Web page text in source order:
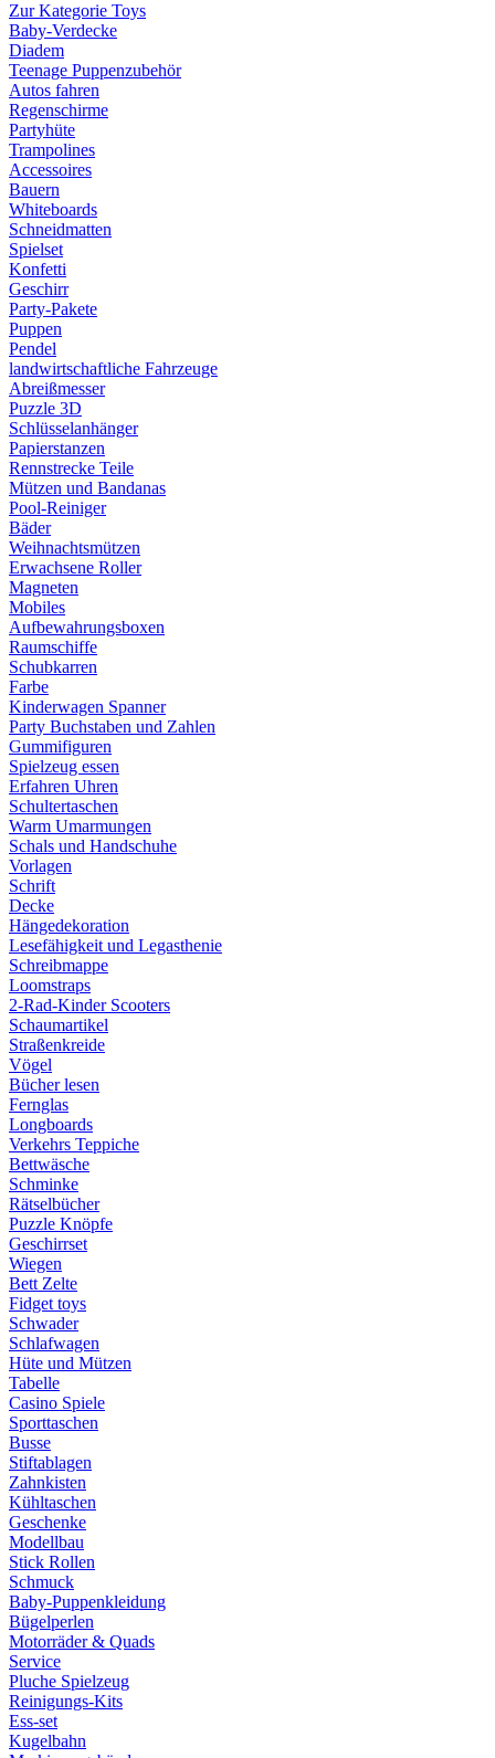
Zur Kategorie Toys
Baby-Verdecke
Diadem
Teenage Puppenzubehör
Autos fahren
Regenschirme
Partyhüte
Trampolines
Accessoires
Bauern
Whiteboards
Schneidmatten
Spielset
Konfetti
Geschirr
Party-Pakete
Puppen
Pendel
landwirtschaftliche Fahrzeuge
Abreißmesser
Puzzle 3D
Schlüsselanhänger
Papierstanzen
Rennstrecke Teile
Mützen und Bandanas
Pool-Reiniger
Bäder
Weihnachtsmützen
Erwachsene Roller
Magneten
Mobiles
Aufbewahrungsboxen
Raumschiffe
Schubkarren
Farbe
Kinderwagen Spanner
Party Buchstaben und Zahlen
Gummifiguren
Spielzeug essen
Erfahren Uhren
Schultertaschen
Warm Umarmungen
Schals und Handschuhe
Vorlagen
Schrift
Decke
Hängedekoration
Lesefähigkeit und Legasthenie
Schreibmappe
Loomstraps
2-Rad-Kinder Scooters
Schaumartikel
Straßenkreide
Vögel
Bücher lesen
Fernglas
Longboards
Verkehrs Teppiche
Bettwäsche
Schminke
Rätselbücher
Puzzle Knöpfe
Geschirrset
Wiegen
Bett Zelte
Fidget toys
Schwader
Schlafwagen
Hüte und Mützen
Tabelle
Casino Spiele
Sporttaschen
Busse
Stiftablagen
Zahnkisten
Kühltaschen
Geschenke
Modellbau
Stick Rollen
Schmuck
Baby-Puppenkleidung
Bügelperlen
Motorräder & Quads
Service
Pluche Spielzeug
Reinigungs-Kits
Ess-set
Kugelbahn